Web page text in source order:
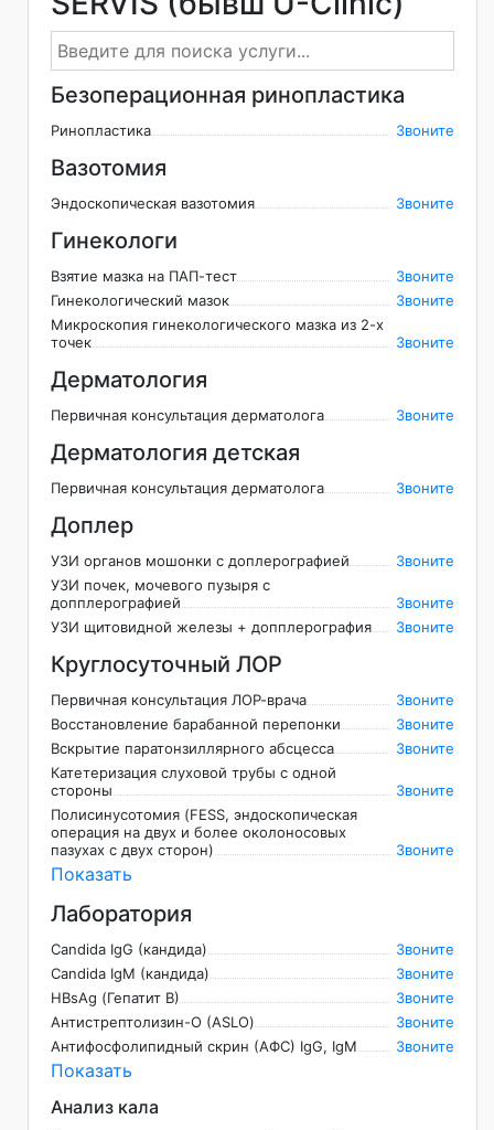
Безоперационная ринопластика
Ринопластика Звоните
Вазотомия
Эндоскопическая вазотомия Звоните
Гинекологи
Взятие мазка на ПАП-тест
Звоните
Гинекологический мазок
Звоните
Микроскопия гинекологического мазка из 2-х
точек
Звоните
Дерматология
Первичная консультация дерматолога Звоните
Дерматология детская
Первичная консультация дерматолога Звоните
Доплер
УЗИ органов мошонки с доплерографией
Звоните
УЗИ почек, мочевого пузыря с
допплерографией
Звоните
УЗИ щитовидной железы + допплерография
Звоните
Круглосуточный ЛОР
Первичная консультация ЛОР-врача
Звоните
Восстановление барабанной перепонки
Звоните
Вскрытие паратонзиллярного абсцесса
Звоните
Катетеризация слуховой трубы с одной
стороны
Звоните
Полисинусотомия (FESS, эндоскопическая
операция на двух и более околоносовых
пазухах с двух сторон)
Звоните
Показать
Лаборатория
Candida IgG (кандида)
Звоните
Candida IgM (кандида)
Звоните
HBsAg (Гепатит B)
Звоните
Антистрептолизин-О (ASLO)
Звоните
Антифосфолипидный скрин (АФС) IgG, IgM
Звоните
Показать
Анализ кала